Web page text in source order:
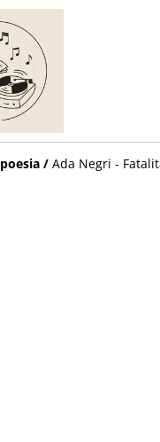
poesia / Ada Negri -